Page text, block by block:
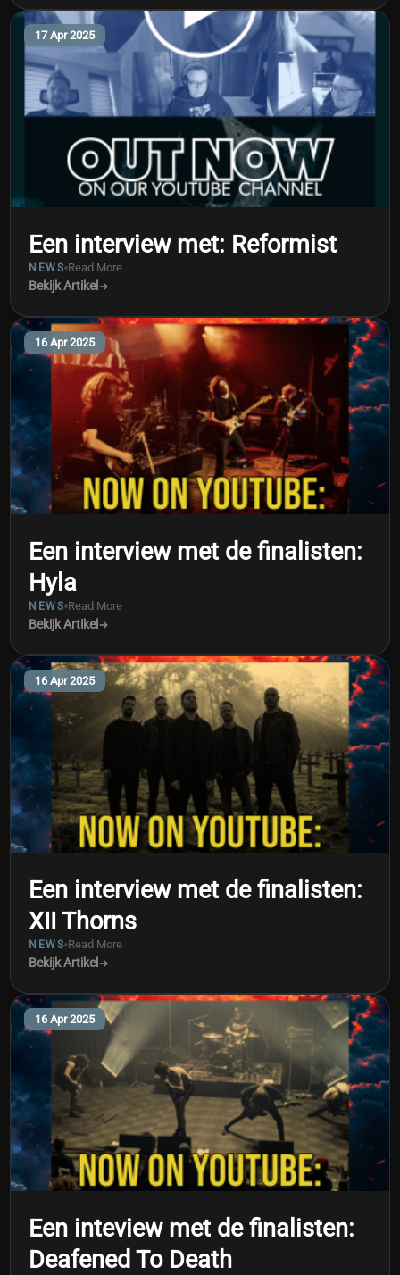
17 Apr 2025
Een interview met: Reformist
NEWS Read More
Bekijk Artikel
16 Apr 2025
Een interview met de finalisten:
Hyla
NEWS Read More
Bekijk Artikel
16 Apr 2025
Een interview met de finalisten:
XII Thorns
NEWS Read More
Bekijk Artikel
16 Apr 2025
Een inteview met de finalisten:
Deafened To Death